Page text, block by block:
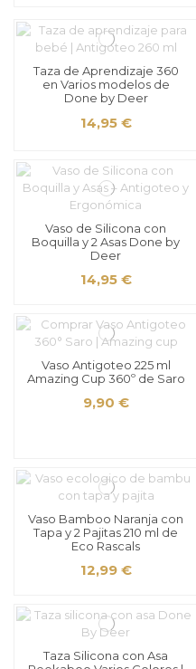
Taza de Aprendizaje 360
en Varios modelos de
Done by Deer
14,95 €
Vaso de Silicona con
Boquilla y 2 Asas Done by
Deer
14,95 €
Vaso Antigoteo 225 ml
Amazing Cup 360º de Saro
9,90 €
Vaso Bamboo Naranja con
Tapa y 2 Pajitas 210 ml de
Eco Rascals
12,99 €
Taza Silicona con Asa